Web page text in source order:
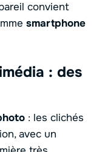
convient
smartphone
: des
: les clichés
avec un